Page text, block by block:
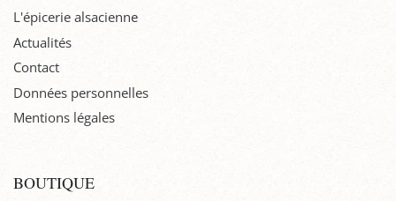
L'épicerie alsacienne
Actualités
Contact
Données personnelles
Mentions légales
BOUTIQUE